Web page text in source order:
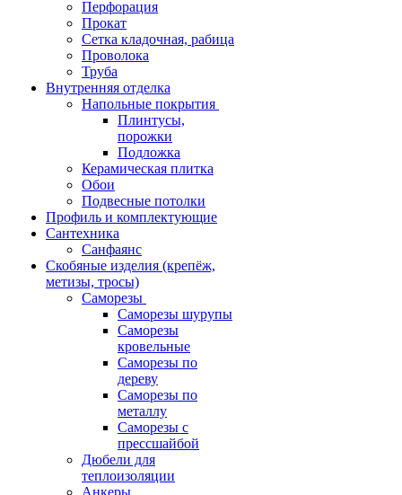
Перфорация
Прокат
Сетка кладочная, рабица
Проволока
Труба
Внутренняя отделка
Напольные покрытия
Плинтусы,
порожки
Подложка
Керамическая плитка
Обои
Подвесные потолки
Профиль и комплектующие
Сантехника
Санфаянс
Скобяные изделия (крепёж,
метизы, тросы)
Саморезы
Саморезы шурупы
Саморезы
кровельные
Саморезы по
дереву
Саморезы по
металлу
Саморезы с
прессшайбой
Дюбели для
теплоизоляции
Анкеры